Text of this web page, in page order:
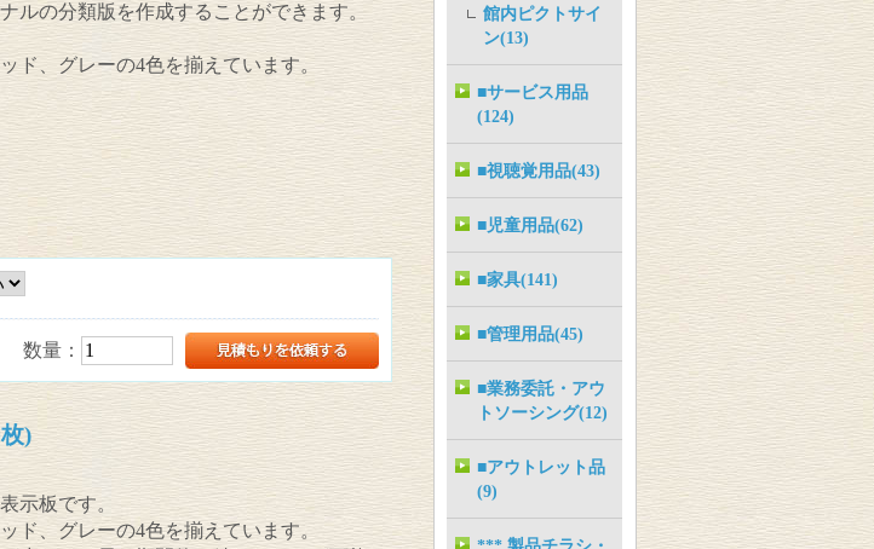
ルの分類版を作成することができます。
ド、グレーの4色を揃えています。
数量：
)
示板です。
ド、グレーの4色を揃えています。
館内ピクトサイ
ン(13)
■サービス用品
(124)
■視聴覚用品(43)
■児童用品(62)
■家具(141)
■管理用品(45)
■業務委託・アウ
トソーシング(12)
■アウトレット品
(9)